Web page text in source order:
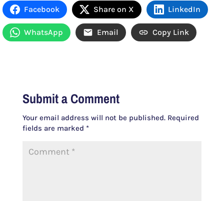
Facebook Share on X LinkedIn
WhatsApp Email Copy Link
Submit a Comment
Your email address will not be published. Required
fields are marked *